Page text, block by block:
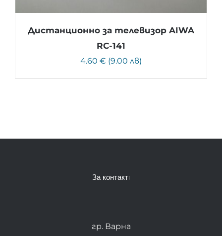
Дистанционно за телевизор AIWA
RC-141
4.60 € (9.00 лв)
За контакт:
гр. Варна